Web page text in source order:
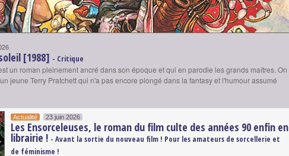
[1988] - Critique
un roman pleinement ancré dans son époque et qui en parodie les grands maîtres. On
jeune Terry Pratchett qui n'a pas encore plongé dans la fantasy et l'humour assumé
Actualité 23 juin 2026
Les Ensorceleuses, le roman du film culte des années 90 enfin en
librairie ! - Avant la sortie du nouveau film ! Pour les amateurs de sorcellerie et
de féminisme !